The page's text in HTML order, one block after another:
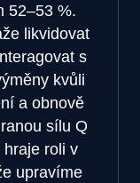
52–53 %.
likvidovat
s
kvůli
a obnově
sílu Q
roli v
upravíme